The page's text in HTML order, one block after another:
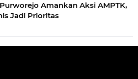
Amankan Aksi AMPTK,
Jadi Prioritas